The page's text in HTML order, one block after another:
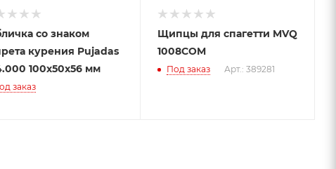
со знаком
курения Pujadas
100х50х56 мм
заказ
Щипцы для спагетти MVQ
1008COM
Под заказ Арт.: 389281